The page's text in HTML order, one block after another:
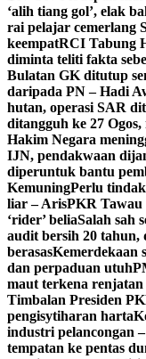
‘alih tiang gol’, elak
rai pelajar cemerlang
keempatRCI Tabung
diminta teliti fakta
Bulatan GK ditutup
daripada PN – Hadi
hutan, operasi SAR
ditangguh ke 27
Hakim Negara
IJN, pendakwaan
diperuntuk bantu
KemuningPerlu
liar – ArisPKR
‘rider’ beliaSalah sah
audit bersih 20 tahun,
berasasKemerdekaan
dan perpaduan utuh
maut terkena
Timbalan Presiden
pengisytiharan harta
industri pelancongan
tempatan ke pentas